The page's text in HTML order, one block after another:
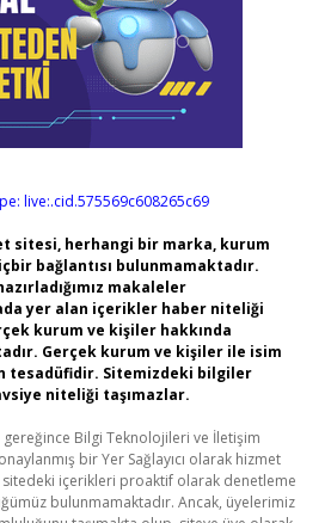
live:.cid.575569c608265c69
sitesi, herhangi bir marka, kurum
bağlantısı bulunmamaktadır.
makaleler
yer alan içerikler haber niteliği
kurum ve kişiler hakkında
Gerçek kurum ve kişiler ile isim
tesadüfidir. Sitemizdeki bilgiler
niteliği taşımazlar.
gereğince Bilgi Teknolojileri ve İletişim
bir Yer Sağlayıcı olarak hizmet
içerikleri proaktif olarak denetleme
bulunmamaktadır. Ancak, üyelerimiz